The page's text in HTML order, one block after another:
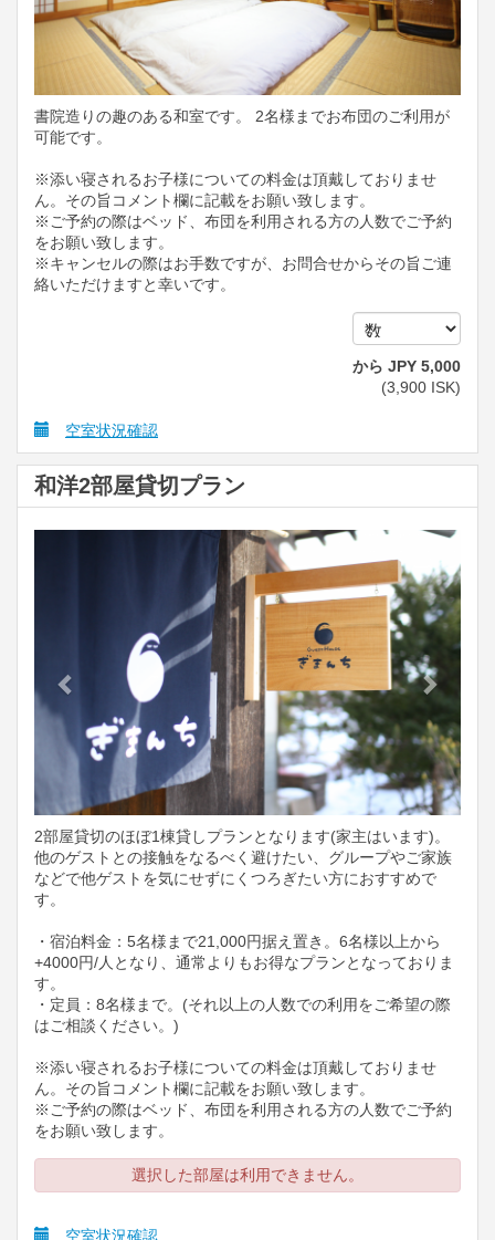
書院造りの趣のある和室です。 2名様までお布団のご利用が
可能です。
※添い寝されるお子様についての料金は頂戴しておりませ
ん。その旨コメント欄に記載をお願い致します。
※ご予約の際はベッド、布団を利用される方の人数でご予約
をお願い致します。
※キャンセルの際はお手数ですが、お問合せからその旨ご連
絡いただけますと幸いです。
から JPY 5,000
(3,900 ISK)
空室状況確認
和洋2部屋貸切プラン
Next
2部屋貸切のほぼ1棟貸しプランとなります(家主はいます)。
他のゲストとの接触をなるべく避けたい、グループやご家族
などで他ゲストを気にせずにくつろぎたい方におすすめで
す。
・宿泊料金：5名様まで21,000円据え置き。6名様以上から
+4000円/人となり、通常よりもお得なプランとなっておりま
す。
・定員：8名様まで。(それ以上の人数での利用をご希望の際
はご相談ください。)
※添い寝されるお子様についての料金は頂戴しておりませ
ん。その旨コメント欄に記載をお願い致します。
※ご予約の際はベッド、布団を利用される方の人数でご予約
をお願い致します。
選択した部屋は利用できません。
空室状況確認